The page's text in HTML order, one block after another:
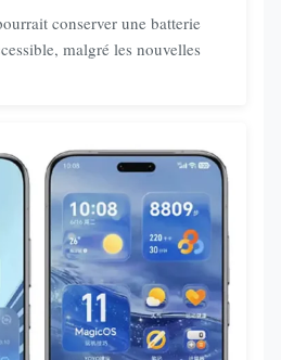
conserver une batterie
malgré les nouvelles